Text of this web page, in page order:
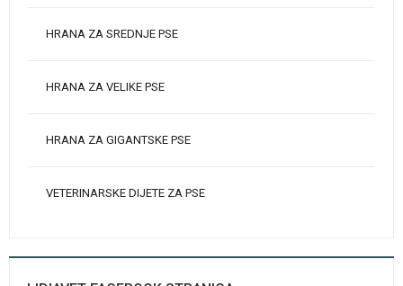
HRANA ZA SREDNJE PSE
HRANA ZA VELIKE PSE
HRANA ZA GIGANTSKE PSE
VETERINARSKE DIJETE ZA PSE